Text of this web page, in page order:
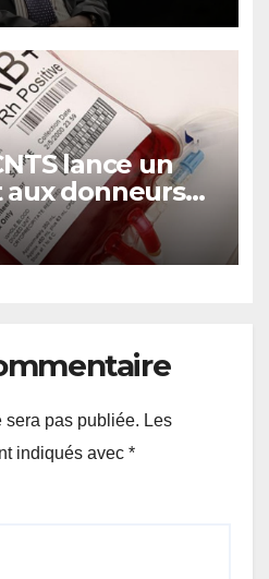
lance un
donneurs
de sang.
sera pas publiée. Les
indiqués avec *